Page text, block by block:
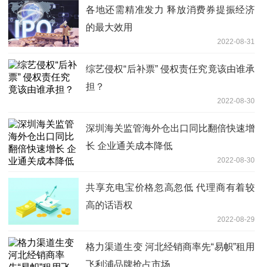
各地还需精准发力 释放消费券提振经济
的最大效用
2022-08-31
综艺侵权“后补票” 侵权责任究竟该由谁承
担？
2022-08-30
深圳海关监管海外仓出口同比翻倍快速增
长 企业通关成本降低
2022-08-30
共享充电宝价格忽高忽低 代理商有着较
高的话语权
2022-08-29
格力渠道生变 河北经销商率先“易帜”租用
飞利浦品牌抢占市场